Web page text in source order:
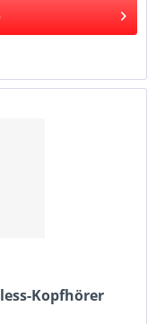
Kopfhörer